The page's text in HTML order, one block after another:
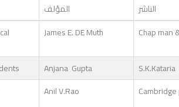
المؤلف الناشر
James E. DE Muth Chap man
Anjana Gupta S.K.Kataria
Anil V.Rao